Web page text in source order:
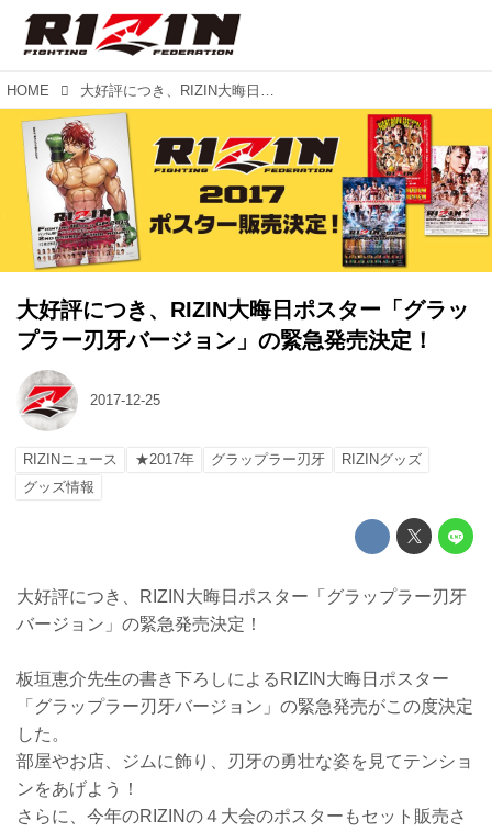
HOME 大好評につき、RIZIN大晦日ポスター「グラップラー刃牙バージョン」の緊急発売決定！
大好評につき、RIZIN大晦日ポスター「グラッ
プラー刃牙バージョン」の緊急発売決定！
2017-12-25
RIZINニュース ★2017年 グラップラー刃牙
RIZINグッズ
グッズ情報
大好評につき、RIZIN大晦日ポスター「グラップラー刃牙
バージョン」の緊急発売決定！
板垣恵介先生の書き下ろしによるRIZIN大晦日ポスター
「グラップラー刃牙バージョン」の緊急発売がこの度決定
した。
部屋やお店、ジムに飾り、刃牙の勇壮な姿を見てテンショ
ンをあげよう！
さらに、今年のRIZINの４大会のポスターもセット販売さ